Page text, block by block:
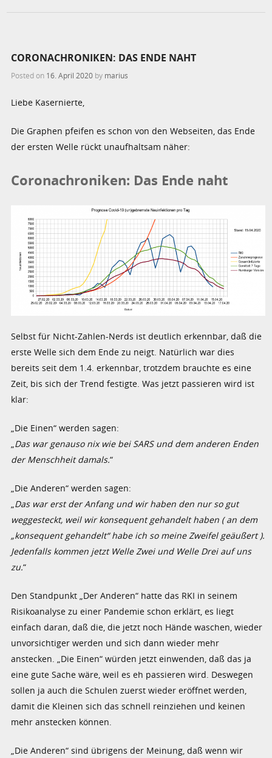
CORONACHRONIKEN: DAS ENDE NAHT
Posted on 16. April 2020 by marius
Liebe Kasernierte,
Die Graphen pfeifen es schon von den Webseiten, das Ende
der ersten Welle rückt unaufhaltsam näher:
Coronachroniken: Das Ende naht
Selbst für Nicht-Zahlen-Nerds ist deutlich erkennbar, daß die
erste Welle sich dem Ende zu neigt. Natürlich war dies
bereits seit dem 1.4. erkennbar, trotzdem brauchte es eine
Zeit, bis sich der Trend festigte. Was jetzt passieren wird ist
klar:
„Die Einen“ werden sagen:
„Das war genauso nix wie bei SARS und dem anderen Enden
der Menschheit damals.“
„Die Anderen“ werden sagen:
„Das war erst der Anfang und wir haben den nur so gut
weggesteckt, weil wir konsequent gehandelt haben ( an dem
„konsequent gehandelt“ habe ich so meine Zweifel geäußert ).
Jedenfalls kommen jetzt Welle Zwei und Welle Drei auf uns
zu.“
Den Standpunkt „Der Anderen“ hatte das RKI in seinem
Risikoanalyse zu einer Pandemie schon erklärt, es liegt
einfach daran, daß die, die jetzt noch Hände waschen, wieder
unvorsichtiger werden und sich dann wieder mehr
anstecken. „Die Einen“ würden jetzt einwenden, daß das ja
eine gute Sache wäre, weil es eh passieren wird. Deswegen
sollen ja auch die Schulen zuerst wieder eröffnet werden,
damit die Kleinen sich das schnell reinziehen und keinen
mehr anstecken können.
„Die Anderen“ sind übrigens der Meinung, daß wenn wir